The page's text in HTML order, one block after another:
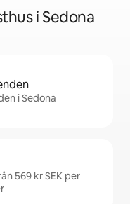
i Sedona
i Sedona
569 kr SEK per